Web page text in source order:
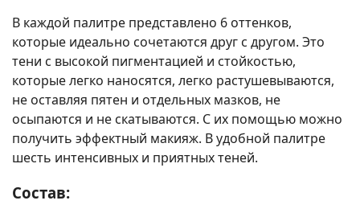
В каждой палитре представлено 6 оттенков,
которые идеально сочетаются друг с другом. Это
тени с высокой пигментацией и стойкостью,
которые легко наносятся, легко растушевываются,
не оставляя пятен и отдельных мазков, не
осыпаются и не скатываются. С их помощью можно
получить эффектный макияж. В удобной палитре
шесть интенсивных и приятных теней.
Состав: